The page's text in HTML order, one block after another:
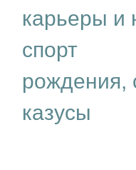
карьеры и
спорт
рождения,
казусы